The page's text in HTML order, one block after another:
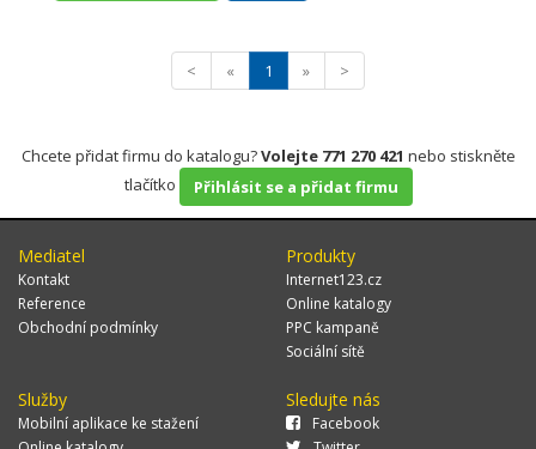
< « 1 » >
Chcete přidat firmu do katalogu?Volejte 771 270 421 nebo stiskněte
tlačítko
Přihlásit se a přidat firmu
Mediatel
Kontakt
Reference
Obchodní podmínky
Produkty
Internet123.cz
Online katalogy
PPC kampaně
Sociální sítě
Služby
Mobilní aplikace ke stažení
Sledujte nás
Facebook